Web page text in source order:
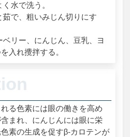
水で洗う。
で、粗いみじん切りにす
リー、にんじん、豆乳、ヨ
入れ攪拌する。
る色素には眼の働きを高め
まれ、にんじんには眼に栄
素の生成を促すβ‐カロテンが